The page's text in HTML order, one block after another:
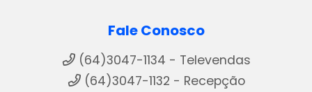
Fale Conosco
(64)3047-1134 - Televendas
(64)3047-1132 - Recepção